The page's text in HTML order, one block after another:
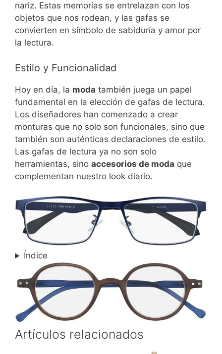
nariz. Estas memorias se entrelazan con los
objetos que nos rodean, y las gafas se
convierten en símbolo de sabiduría y amor por
la lectura.
Estilo y Funcionalidad
Hoy en día, la moda también juega un papel
fundamental en la elección de gafas de lectura.
Los diseñadores han comenzado a crear
monturas que no solo son funcionales, sino que
también son auténticas declaraciones de estilo.
Las gafas de lectura ya no son solo
herramientas, sino accesorios de moda que
complementan nuestro look diario.
Índice
Artículos relacionados